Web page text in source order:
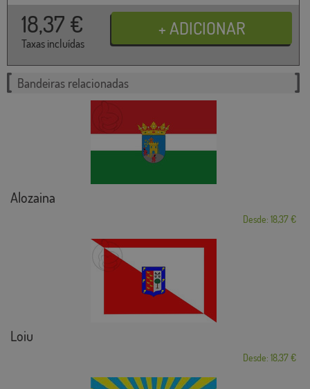
18,37 €
Taxas incluídas
Bandeiras relacionadas
Alozaina
Desde: 18,37 €
Loiu
Desde: 18,37 €